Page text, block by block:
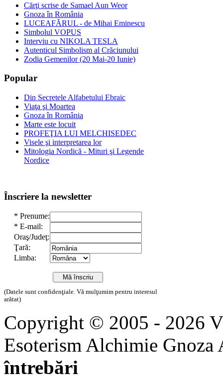
Cărţi scrise de Samael Aun Weor
Gnoza în România
LUCEAFĂRUL - de Mihai Eminescu
Simbolul VOPUS
Interviu cu NIKOLA TESLA
Autenticul Simbolism al Crăciunului
Zodia Gemenilor (20 Mai-20 Iunie)
Popular
Din Secretele Alfabetului Ebraic
Viaţa şi Moartea
Gnoza în România
Marte este locuit
PROFEŢIA LUI MELCHISEDEC
Visele şi interpretarea lor
Mitologia Nordică - Mituri şi Legende
Nordice
Înscriere la newsletter
* Prenume:
* E-mail:
Oraş/Judeţ:
Ţară:
Limba:
(Datele sunt confidenţiale. Vă mulţumim pentru interesul
arătat)
Copyright © 2005 - 2026
Esoterism Alchimie
întrebări